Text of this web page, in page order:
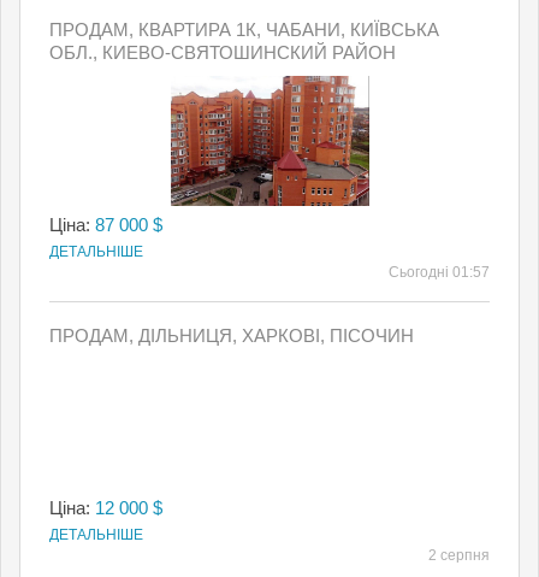
ПРОДАМ, КВАРТИРА 1К, ЧАБАНИ, КИЇВСЬКА
ОБЛ., КИЕВО-СВЯТОШИНСКИЙ РАЙОН
Ціна: 87 000 $
ДЕТАЛЬНІШЕ
Сьогодні 01:57
ПРОДАМ, ДІЛЬНИЦЯ, ХАРКОВІ, ПІСОЧИН
Ціна: 12 000 $
ДЕТАЛЬНІШЕ
2 серпня